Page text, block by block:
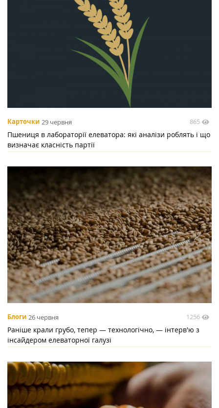
Карточки 29 червня 865
Пшениця в лабораторії елеватора: які аналізи роблять і що
визначає класність партії
Блоги 26 червня 1256
Раніше крали грубо, тепер — технологічно, — інтерв'ю з
інсайдером елеваторної галузі